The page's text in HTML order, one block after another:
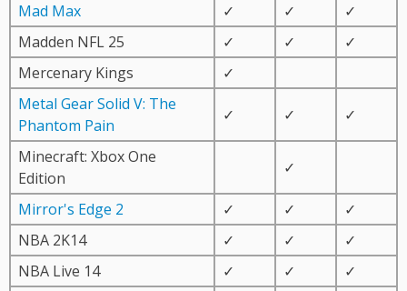
Mad Max
✓ ✓
✓
Madden NFL 25
✓ ✓
✓
Mercenary Kings
✓
Metal Gear Solid V: The
Phantom Pain
✓ ✓ ✓
Minecraft: Xbox One
Edition
✓
Mirror's Edge 2 ✓ ✓
✓
NBA 2K14
✓ ✓
✓
NBA Live 14
✓ ✓
✓